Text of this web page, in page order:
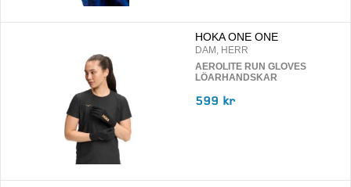
HOKA ONE ONE
DAM, HERR
AEROLITE RUN GLOVES
LÖARHANDSKAR
599 kr